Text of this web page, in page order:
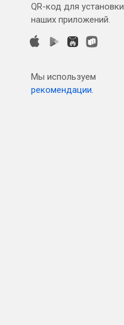
QR-код для установки
наших приложений.
Мы используем
рекомендации.